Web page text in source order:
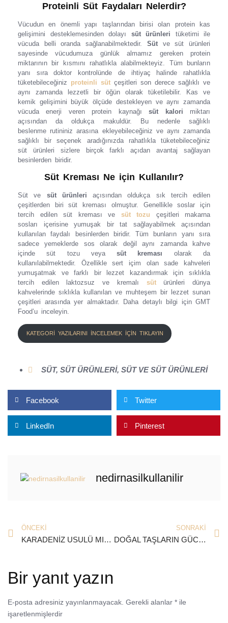
Proteinli Süt Faydaları Nelerdir?
Vücudun en önemli yapı taşlarından birisi olan protein kas
gelişimini desteklemesinden dolayı süt ürünleri tüketimi ile
vücuda belli oranda sağlanabilmektedir. Süt ve süt ürünleri
sayesinde vücudumuza günlük almamız gereken protein
miktarının bir kısmını rahatlıkla alabilmekteyiz. Tüm bunların
yanı sıra doktor kontrolünde de ihtiyaç halinde rahatlıkla
tüketebileceğiniz proteinli süt çeşitleri son derece sağlıklı ve
aynı zamanda lezzetli bir öğün olarak tüketilebilir. Kas ve
kemik gelişimini büyük ölçüde destekleyen ve aynı zamanda
vücuda enerji veren protein kaynağı süt kalori miktarı
açısından da oldukça makuldür. Bu nedenle sağlıklı
beslenme rutininiz arasına ekleyebileceğiniz ve aynı zamanda
sağlıklı bir seçenek aradığınızda rahatlıkla tüketebileceğiniz
süt ürünleri sizlere birçok farklı açıdan avantaj sağlayan
besinlerden biridir.
Süt Kreması Ne için Kullanılır?
Süt ve süt ürünleri açısından oldukça sık tercih edilen
çeşitlerden biri süt kreması olmuştur. Genellikle soslar için
tercih edilen süt kreması ve
süt tozu
çeşitleri makarna
sosları içerisine yumuşak bir tat sağlayabilmek açısından
kullanılan faydalı besinlerden biridir. Tüm bunların yanı sıra
sadece yemeklerde sos olarak değil aynı zamanda kahve
içinde süt tozu veyasüt kreması olarak da
kullanılabilmektedir. Özellikle sert içim olan sade kahveleri
yumuşatmak ve farklı bir lezzet kazandırmak için sıklıkla
tercih edilen laktozsuz ve kremalı süt
ürünleri dünya
kahvelerinde sıklıkla kullanılan ve muhteşem bir lezzet sunan
çeşitleri arasında yer almaktadır. Daha detaylı bilgi için GMT
Food’u inceleyin.
KATEGORİ YAZILARINI İNCELEMEK İÇİN TIKLAYIN
SÜT, SÜT ÜRÜNLERI, SÜT VE SÜT ÜRÜNLERI
Facebook Twitter
LinkedIn Pinterest
nedirnasilkullanilir
ÖNCEKI
KARADENİZ USULÜ MIHLAMA TARİFİ
SONRAKI
DOĞAL TAŞLARIN GÜCÜNDEN KOLYE MODELLERİYLE FAYDALANIN!
Bir yanıt yazın
E-posta adresiniz yayınlanmayacak. Gerekli alanlar * ile
işaretlenmişlerdir